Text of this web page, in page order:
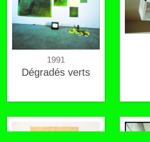
1991
Dégradés verts